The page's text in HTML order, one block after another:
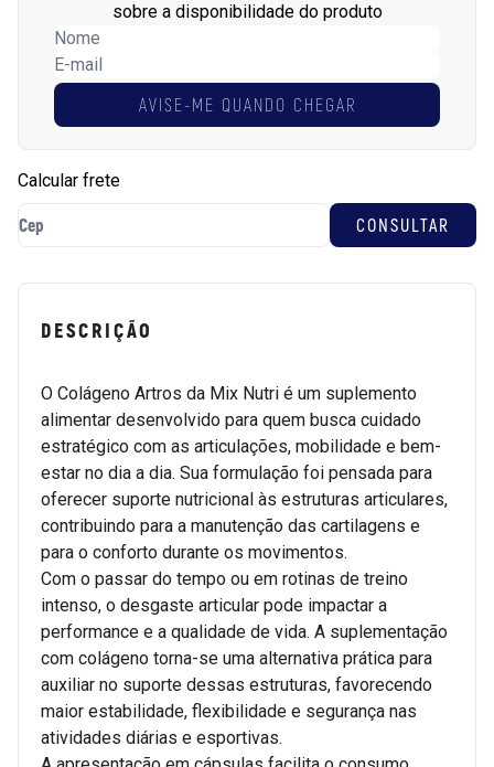
sobre a disponibilidade do produto
AVISE-ME QUANDO CHEGAR
Calcular frete
DESCRIÇÃO
O Colágeno Artros da Mix Nutri é um suplemento
alimentar desenvolvido para quem busca cuidado
estratégico com as articulações, mobilidade e bem-
estar no dia a dia. Sua formulação foi pensada para
oferecer suporte nutricional às estruturas articulares,
contribuindo para a manutenção das cartilagens e
para o conforto durante os movimentos.
Com o passar do tempo ou em rotinas de treino
intenso, o desgaste articular pode impactar a
performance e a qualidade de vida. A suplementação
com colágeno torna-se uma alternativa prática para
auxiliar no suporte dessas estruturas, favorecendo
maior estabilidade, flexibilidade e segurança nas
atividades diárias e esportivas.